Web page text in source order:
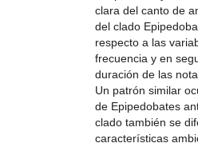
clara del canto de
del clado
respecto a las
frecuencia y en
duración de las
Un patrón similar
de Epipedobates
clado también se
características